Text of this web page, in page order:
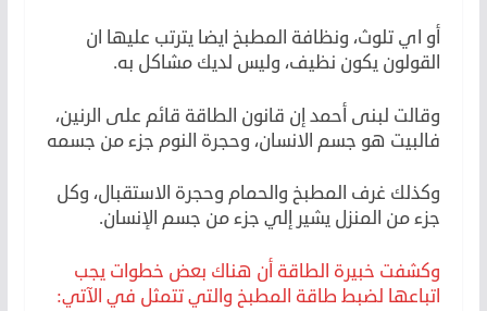
أو اي تلوث، ونظافة المطبخ ايضا يترتب عليها ان
القولون يكون نظيف، وليس لديك مشاكل به.
وقالت لبنى أحمد إن قانون الطاقة قائم على الرنين،
فالبيت هو جسم الانسان، وحجرة النوم جزء من جسمه
وكذلك غرف المطبخ والحمام وحجرة الاستقبال، وكل
جزء من المنزل يشير إلي جزء من جسم الإنسان.
وكشفت خبيرة الطاقة أن هناك بعض خطوات يجب
اتباعها لضبط طاقة المطبخ والتي تتمثل في الآتي: